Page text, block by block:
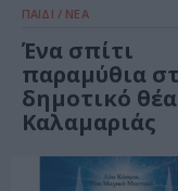
ΠΑΙΔΙ / ΝΕΑ
Ένα σπίτι
παραμύθια
δημοτικό
Καλαμαριάς